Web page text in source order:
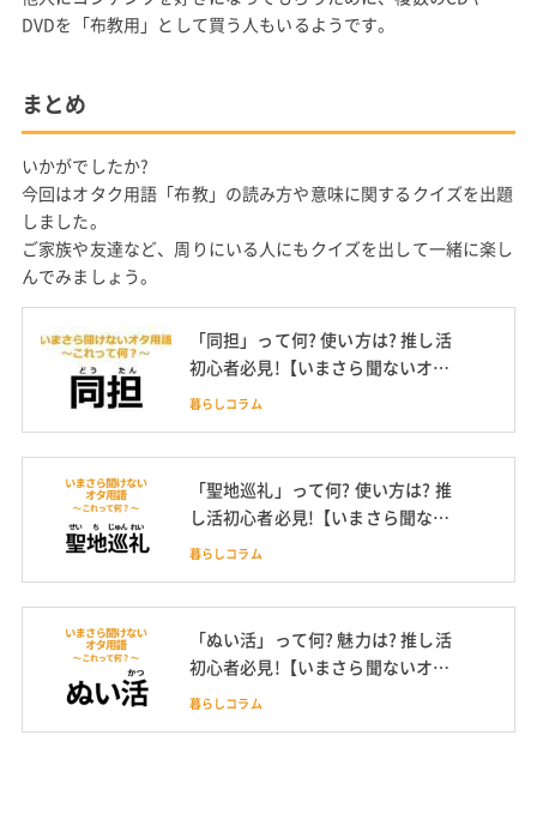
DVDを「布教用」として買う人もいるようです。
まとめ
いかがでしたか?
今回はオタク用語「布教」の読み方や意味に関するクイズを出題
しました。
ご家族や友達など、周りにいる人にもクイズを出して一緒に楽し
んでみましょう。
「同担」って何? 使い方は? 推し活
初心者必見!【いまさら聞ないオタ
ク用語】
暮らしコラム
「聖地巡礼」って何? 使い方は? 推
し活初心者必見!【いまさら聞ない
オタク用語】
暮らしコラム
「ぬい活」って何? 魅力は? 推し活
初心者必見!【いまさら聞ないオタ
ク用語】
暮らしコラム